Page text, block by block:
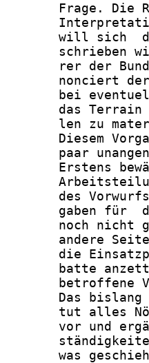
Frage. Die
will sich
schrieben
rer der
nonciert
bei
das Terrain
len zu
Diesem
paar
Erstens
des
gaben für
noch nicht
andere
die
batte
betroffene
Das bislang
tut alles
vor und
was